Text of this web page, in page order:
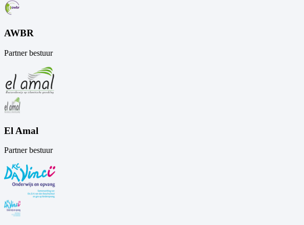
AWBR
Partner bestuur
El Amal
Partner bestuur